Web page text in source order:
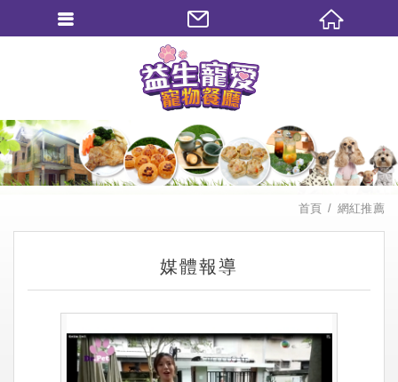
首頁 網紅推薦
媒體報導
繁體中文